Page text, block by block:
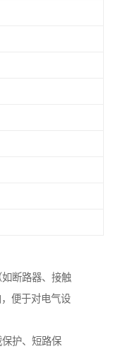
断路器、接触
便于对电气设
护、短路保